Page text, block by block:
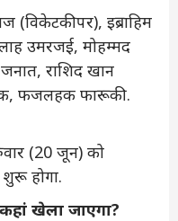
(विकेटकीपर), इब्राहिम
उमरजई, मोहम्मद
राशिद खान
फजलहक फारूकी.
(20 जून) को
होगा.
खेला जाएगा?